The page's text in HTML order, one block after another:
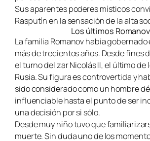
Sus aparentes poderes místicos
Rasputín en la sensación de la alta
Los últimos Romanov
La familia Romanov había
más de trecientos años. Desde fines
el turno del zar Nicolás II, el último de
Rusia. Su figura es controvertida y
sido considerado como un hombre
influenciable hasta el punto de ser
una decisión por si sólo.
Desde muy niño tuvo que
muerte. Sin duda uno de los